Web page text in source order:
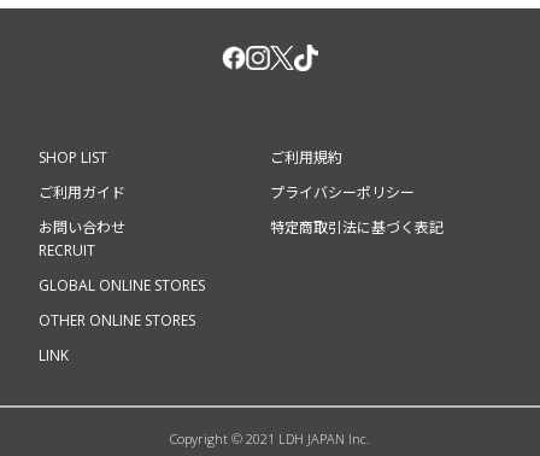
SHOP LIST
ご利用ガイド
お問い合わせ
ご利用規約
プライバシーポリシー
特定商取引法に基づく表記
RECRUIT
GLOBAL ONLINE STORES
OTHER ONLINE STORES
LINK
Copyright © 2021 LDH JAPAN Inc.